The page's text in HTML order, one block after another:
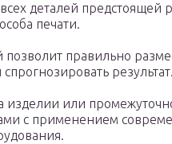
деталей предстоящей
печати.
позволит правильно
результат.
изделии или
с применением